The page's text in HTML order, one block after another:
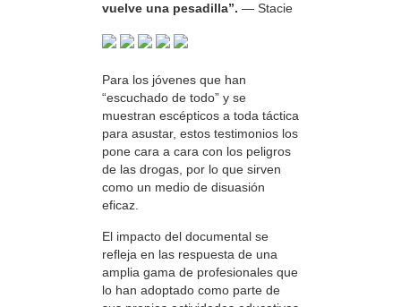
vuelve una pesadilla”. — Stacie
Para los jóvenes que han
“escuchado de todo” y se
muestran escépticos a toda táctica
para asustar, estos testimonios los
pone cara a cara con los peligros
de las drogas, por lo que sirven
como un medio de disuasión
eficaz.
El impacto del documental se
refleja en las respuesta de una
amplia gama de profesionales que
lo han adoptado como parte de